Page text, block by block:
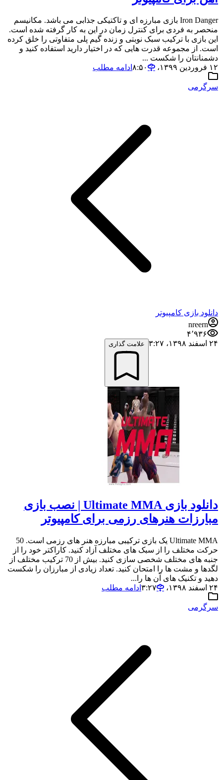
Iron Danger بازی مبارزه ای و تاکتیکی جذابی می باشد. مکانیسم
منحصر به فردی برای کنترل زمان در این به کار گرفته شده است.
این بازی با ترکیب سبک نوبتی و زنده گیم پلی متفاوتی را خلق کرده
است. از مجموعه قدرت هایی که در اختیار دارید استفاده کنید و
دشمنانتان را شکست ...
۱۲ فروردین ۱۳۹۹،‏ ۸:۵۰
ادامه مطلب
سرگرمی
دانلود بازی کامپیوتر
nreern
۴٬۹۳۶
۲۴ اسفند ۱۳۹۸،‏ ۳:۲۷
علامت گذاری
دانلود بازی Ultimate MMA | نصب بازی
مبارزات هنرهای رزمی برای کامپیوتر
Ultimate MMA یک بازی ترکیبی مبارزه هنر های رزمی است. 50
حرکت مختلف را از سبک های مختلف آزاد کنید. کاراکتر خود را از
جنبه های مختلف شخصی سازی کنید. بیش از 70 ترکیب مختلف از
لگدها و مشت ها را امتحان کنید. تعداد زیادی از مبارزان را شکست
دهید و تکنیک های آن ها را...
۲۴ اسفند ۱۳۹۸،‏ ۳:۲۷
ادامه مطلب
سرگرمی